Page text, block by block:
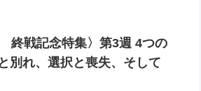
記念特集〉第3週 4つの
れ、選択と喪失、そして